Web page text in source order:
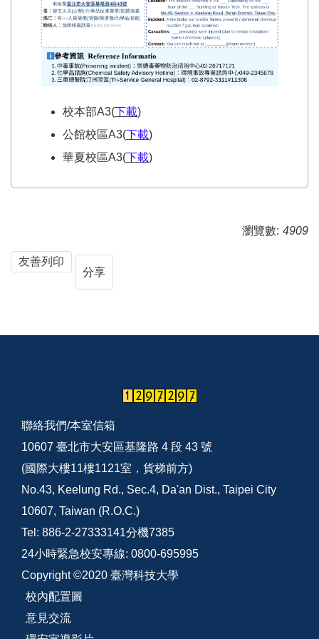
校本部A3(下載)
公館校區A3(下載)
華夏校區A3(下載)
瀏覽數: 4909
友善列印
分享
聯絡我們/本室信箱
10607 臺北市大安區基隆路 4 段 43 號
(國際大樓11樓1121室，貨梯前方)
No.43, Keelung Rd., Sec.4, Da'an Dist., Taipei City
10607, Taiwan (R.O.C.)
Tel: 886-2-27333141分機7385
24小時緊急校安專線: 0800-695995
Copyright ©2020 臺灣科技大學
校內配置圖
意見交流